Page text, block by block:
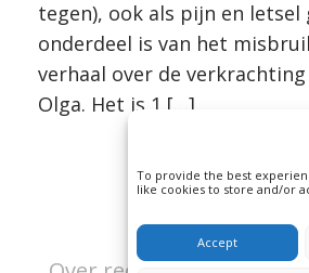
To provide the best
like cookies to store and/or
on this site. Not consenting
adversely affect certain
Accept
tegen), ook als pijn en letsel
onderdeel is van het
verhaal over de
Olga. Het is 1 […]